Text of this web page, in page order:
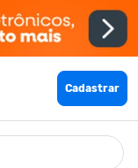
Cadastrar